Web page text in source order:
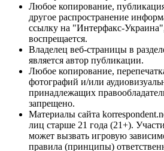
Любое копирование,
другое распространение
ссылку на "Интерфакс-
воспрещается.
Владелец веб-страницы в
является автор публикации.
Любое копирование,
фотографий и/или
принадлежащих
запрещено.
Материалы сайта
лиц старше 21 года (21+).
может вызвать игровую
правила (принципы)